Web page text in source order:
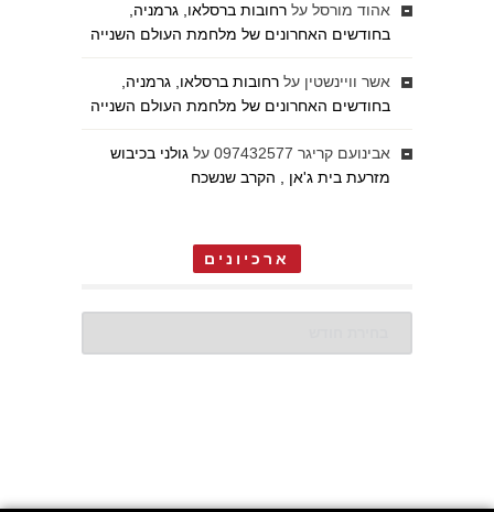
אהוד מורסל על רחובות ברסלאו, גרמניה,
בחודשים האחרונים של מלחמת העולם השנייה
אשר וויינשטין על רחובות ברסלאו, גרמניה,
בחודשים האחרונים של מלחמת העולם השנייה
אבינועם קריגר 097432577 על גולני בכיבוש
מזרעת בית ג'אן , הקרב שנשכח
ארכיונים